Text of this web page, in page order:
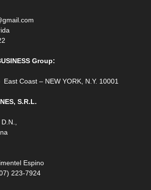
Group:
Coast – NEW YORK, N.Y. 10001
S.R.L.
Espino
223-7924